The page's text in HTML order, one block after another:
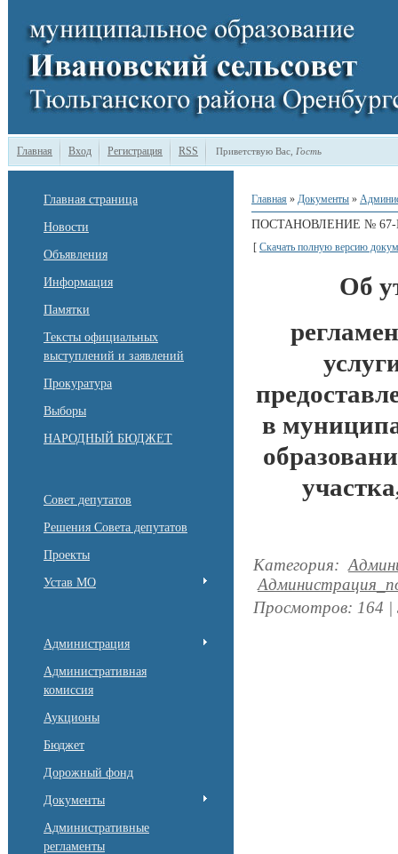
Главная Вход Регистрация RSS Приветствую Вас Гость
Главная страница
Новости
Объявления
Информация
Памятки
Тексты официальных
выступлений и заявлений
Прокуратура
Выборы
НАРОДНЫЙ БЮДЖЕТ
Совет депутатов
Решения Совета депутатов
Проекты
Устав МО
Администрация
Административная
комиссия
Аукционы
Бюджет
Дорожный фонд
Документы
Административные
регламенты
Главная » Документы »
ПОСТАНОВЛЕНИЕ № 67-
[ Скачать полную версию
Об
в
Категория:
Просмотров: 164 |